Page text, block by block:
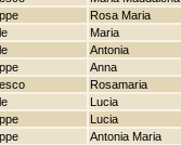
Rosa Maria
Maria
Antonia
Anna
Rosamaria
Lucia
Lucia
Antonia Maria